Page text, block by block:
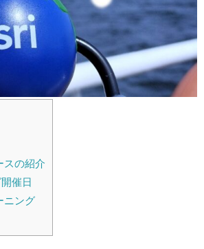
スの紹介
催日
ニング